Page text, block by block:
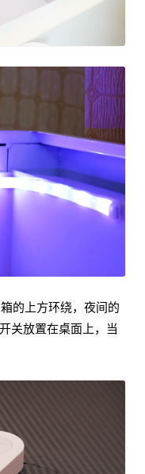
的上方环绕，夜间的
关放置在桌面上，当